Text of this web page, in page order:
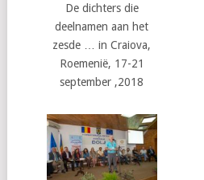
De dichters die
deelnamen aan het
zesde … in Craiova,
Roemenië, 17-21
september ,2018